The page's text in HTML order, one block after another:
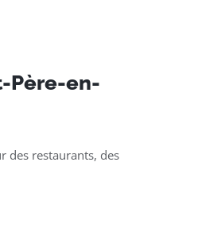
Père-en-
des restaurants, des